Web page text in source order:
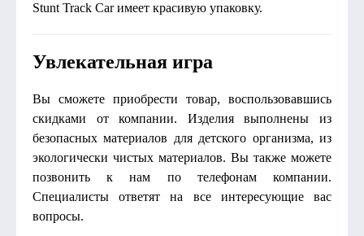
Stunt Track Car имеет красивую упаковку.
Увлекательная игра
Вы сможете приобрести товар, воспользовавшись
скидками от компании. Изделия выполнены из
безопасных материалов для детского организма, из
экологически чистых материалов. Вы также можете
позвонить к нам по телефонам компании.
Специалисты ответят на все интересующие вас
вопросы.